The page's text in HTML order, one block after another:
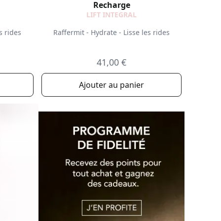
rides
Recharge
LIFT INTEGRAL
Raffermit - Hydrate - Lisse les rides
41,00 €
Ajouter au panier